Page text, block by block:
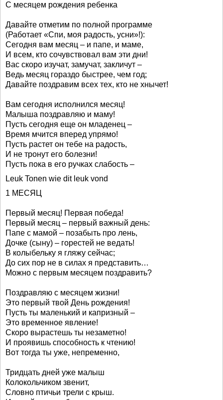
С месяцем рождения ребенка
Давайте отметим по полной программе
(Работает «Спи, моя радость, усни»!):
Сегодня вам месяц – и папе, и маме,
И всем, кто сочувствовал вам эти дни!
Вас скоро изучат, замучат, закличут –
Ведь месяц гораздо быстрее, чем год;
Давайте поздравим всех тех, кто не хнычет!
Вам сегодня исполнился месяц!
Малыша поздравляю и маму!
Пусть сегодня еще он младенец –
Время мчится вперед упрямо!
Пусть растет он тебе на радость,
И не тронут его болезни!
Пусть пока в его ручках слабость –
Leuk Tonen wie dit leuk vond
1 МЕСЯЦ
Первый месяц! Первая победа!
Первый месяц – первый важный день:
Папе с мамой – позабыть про лень,
Дочке (сыну) – горестей не ведать!
В колыбельку я гляжу сейчас;
До сих пор не в силах я представить…
Можно с первым месяцем поздравить?
Поздравляю с месяцем жизни!
Это первый твой День рождения!
Пусть ты маленький и капризный –
Это временное явление!
Скоро вырастешь ты незаметно!
И проявишь способность к чтению!
Вот тогда ты уже, непременно,
Тридцать дней уже малыш
Колокольчиком звенит,
Словно птичьи трели с крыш.